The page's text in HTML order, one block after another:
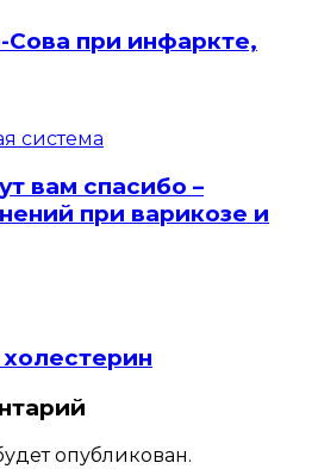
при инфаркте,
система
вам спасибо –
при варикозе и
опубликован.